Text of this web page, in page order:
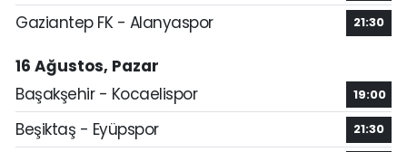
Gaziantep FK - Alanyaspor 21:30
16 Ağustos, Pazar
Başakşehir - Kocaelispor
19:00
Beşiktaş - Eyüpspor 21:30